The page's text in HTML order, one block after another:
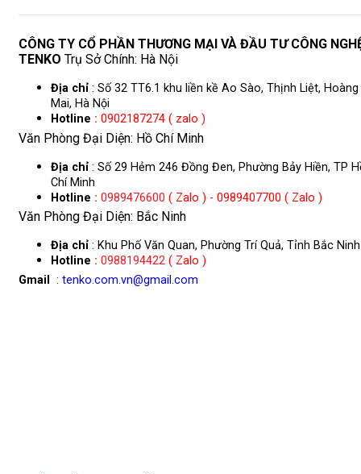
CÔNG TY CỔ PHẦN THƯƠNG MẠI VÀ ĐẦU TƯ CÔNG
TENKO Trụ Sở Chính: Hà Nội
Địa chỉ : Số 32 TT6.1 khu liền kề Ao Sào, Thịnh Liệt, Hoàng
Mai, Hà Nội
Hotline : 0902187274 ( zalo )
Văn Phòng Đại Diện: Hồ Chí Minh
Địa chỉ : Số 29 Hẻm 246 Đồng Đen, Phường Bảy Hiền, TP
Chí Minh
Hotline : 0989476600 ( Zalo ) - 0989407700 ( Zalo )
Văn Phòng Đại Diện: Bắc Ninh
Địa chỉ : Khu Phố Văn Quan, Phường Trí Quả, Tỉnh Bắc Ninh
Hotline : 0988194422 ( Zalo )
Gmail
: tenko.com.vn@gmail.com